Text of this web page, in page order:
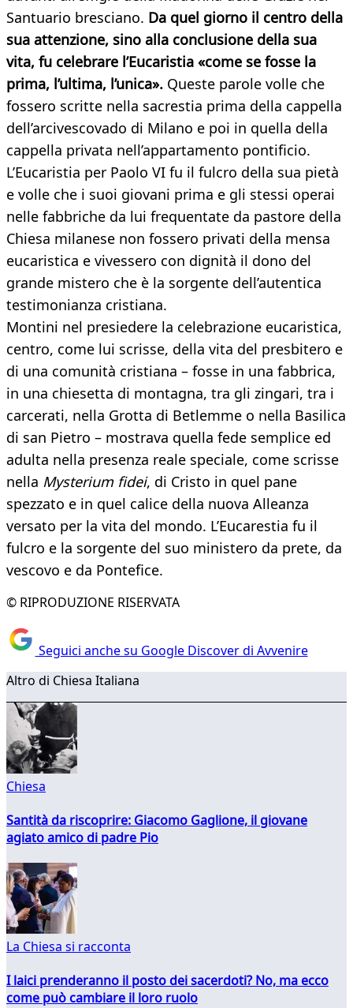
Santuario bresciano. Da quel giorno il centro della
sua attenzione, sino alla conclusione della sua
vita, fu celebrare l’Eucaristia «come se fosse la
prima, l’ultima, l’unica». Queste parole volle che
fossero scritte nella sacrestia prima della cappella
dell’arcivescovado di Milano e poi in quella della
cappella privata nell’appartamento pontificio.
L’Eucaristia per Paolo VI fu il fulcro della sua pietà
e volle che i suoi giovani prima e gli stessi operai
nelle fabbriche da lui frequentate da pastore della
Chiesa milanese non fossero privati della mensa
eucaristica e vivessero con dignità il dono del
grande mistero che è la sorgente dell’autentica
testimonianza cristiana.
Montini nel presiedere la celebrazione eucaristica,
centro, come lui scrisse, della vita del presbitero e
di una comunità cristiana – fosse in una fabbrica,
in una chiesetta di montagna, tra gli zingari, tra i
carcerati, nella Grotta di Betlemme o nella Basilica
di san Pietro – mostrava quella fede semplice ed
adulta nella presenza reale speciale, come scrisse
nella Mysterium fidei, di Cristo in quel pane
spezzato e in quel calice della nuova Alleanza
versato per la vita del mondo. L’Eucarestia fu il
fulcro e la sorgente del suo ministero da prete, da
vescovo e da Pontefice.
© RIPRODUZIONE RISERVATA
Seguici anche su Google Discover di Avvenire
Altro di Chiesa Italiana
Chiesa
Santità da riscoprire: Giacomo Gaglione, il giovane
agiato amico di padre Pio
La Chiesa si racconta
I laici prenderanno il posto dei sacerdoti? No, ma ecco
come può cambiare il loro ruolo